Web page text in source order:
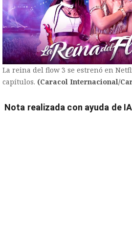
La reina del flow 3 se estrenó en
capítulos. (Caracol Internacional/
Nota realizada con ayuda de IA